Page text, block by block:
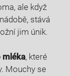
ale když
stává
jim únik.
mléka, které
Mouchy se